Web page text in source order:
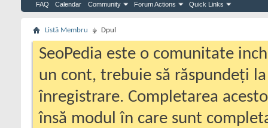
FAQ Calendar Community Forum Actions Quick Links
Listă Membru Dpul
SeoPedia este o comunitate
un cont, trebuie să răspundeți
înregistrare. Completarea
însă modul în care sunt